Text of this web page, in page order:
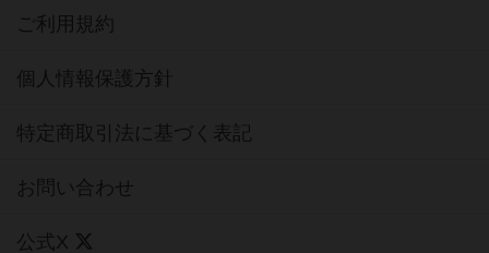
ご利用規約
個人情報保護方針
特定商取引法に基づく表記
お問い合わせ
公式X